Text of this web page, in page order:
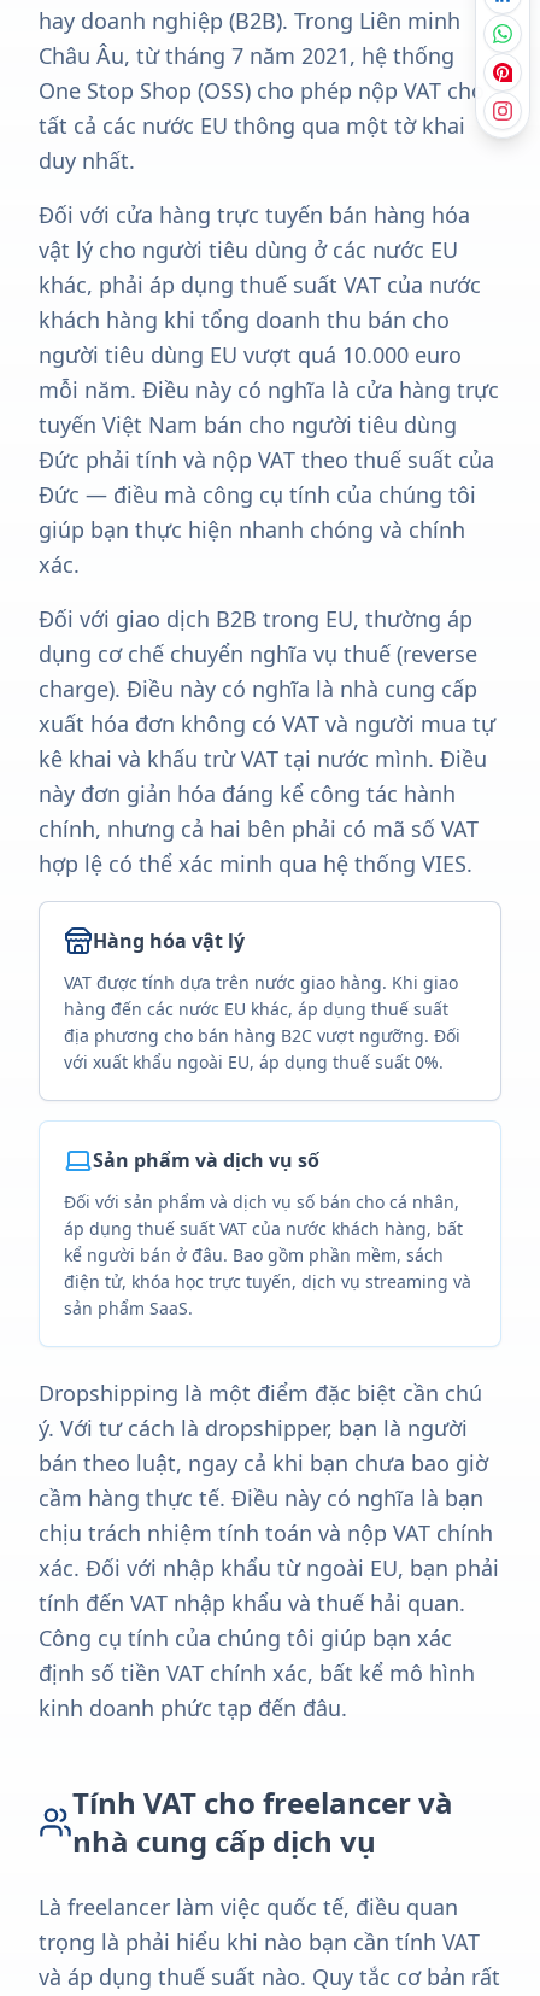
hay doanh nghiệp (B2B). Trong Liên minh
Châu Âu, từ tháng 7 năm 2021, hệ thống
One Stop Shop (OSS) cho phép nộp VAT cho
tất cả các nước EU thông qua một tờ khai
duy nhất.
Đối với cửa hàng trực tuyến bán hàng hóa
vật lý cho người tiêu dùng ở các nước EU
khác, phải áp dụng thuế suất VAT của nước
khách hàng khi tổng doanh thu bán cho
người tiêu dùng EU vượt quá 10.000 euro
mỗi năm. Điều này có nghĩa là cửa hàng trực
tuyến Việt Nam bán cho người tiêu dùng
Đức phải tính và nộp VAT theo thuế suất của
Đức — điều mà công cụ tính của chúng tôi
giúp bạn thực hiện nhanh chóng và chính
xác.
Đối với giao dịch B2B trong EU, thường áp
dụng cơ chế chuyển nghĩa vụ thuế (reverse
charge). Điều này có nghĩa là nhà cung cấp
xuất hóa đơn không có VAT và người mua tự
kê khai và khấu trừ VAT tại nước mình. Điều
này đơn giản hóa đáng kể công tác hành
chính, nhưng cả hai bên phải có mã số VAT
hợp lệ có thể xác minh qua hệ thống VIES.
Hàng hóa vật lý
VAT được tính dựa trên nước giao hàng. Khi giao
hàng đến các nước EU khác, áp dụng thuế suất
địa phương cho bán hàng B2C vượt ngưỡng. Đối
với xuất khẩu ngoài EU, áp dụng thuế suất 0%.
Sản phẩm và dịch vụ số
Đối với sản phẩm và dịch vụ số bán cho cá nhân,
áp dụng thuế suất VAT của nước khách hàng, bất
kể người bán ở đâu. Bao gồm phần mềm, sách
điện tử, khóa học trực tuyến, dịch vụ streaming và
sản phẩm SaaS.
Dropshipping là một điểm đặc biệt cần chú
ý. Với tư cách là dropshipper, bạn là người
bán theo luật, ngay cả khi bạn chưa bao giờ
cầm hàng thực tế. Điều này có nghĩa là bạn
chịu trách nhiệm tính toán và nộp VAT chính
xác. Đối với nhập khẩu từ ngoài EU, bạn phải
tính đến VAT nhập khẩu và thuế hải quan.
Công cụ tính của chúng tôi giúp bạn xác
định số tiền VAT chính xác, bất kể mô hình
kinh doanh phức tạp đến đâu.
Tính VAT cho freelancer và
nhà cung cấp dịch vụ
Là freelancer làm việc quốc tế, điều quan
trọng là phải hiểu khi nào bạn cần tính VAT
và áp dụng thuế suất nào. Quy tắc cơ bản rất